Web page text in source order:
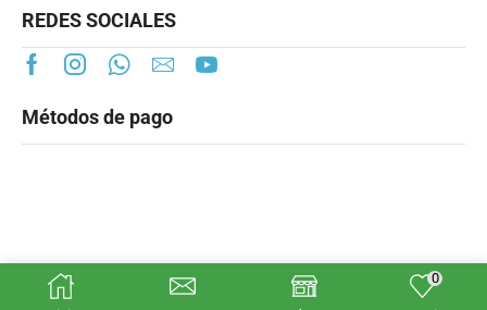
0
REDES SOCIALES
Métodos de pago
© Smartheater.es 2025